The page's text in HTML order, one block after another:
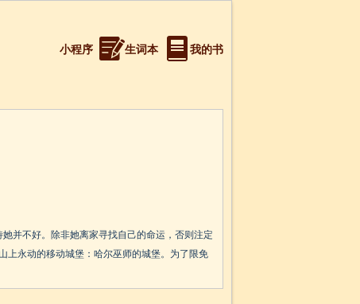
小程序 生词本 我的书
并不好。除非她离家寻找自己的命运，否则注定
上永动的移动城堡：哈尔巫师的城堡。为了限免